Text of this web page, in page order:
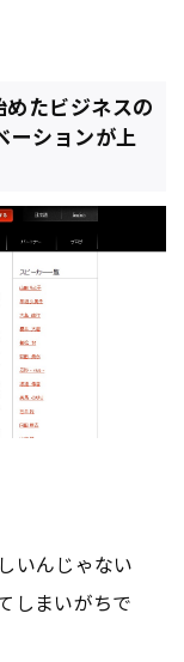
たビジネスの
ーションが上
いんじゃない
しまいがちで